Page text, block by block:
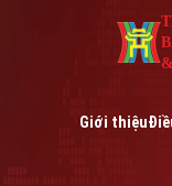
Số 3-5 Huỳnh Thúc
Phó Giám đốc: Nguyễn
Giới thiệu